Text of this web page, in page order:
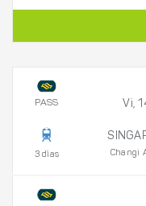
PASS
3 días
Vi,
Changi